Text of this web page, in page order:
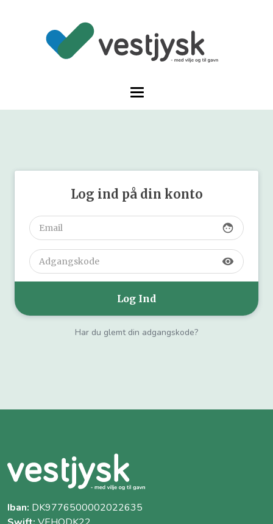
Log ind på din konto
face
visibility
Har du glemt din adgangskode?
Iban: DK9776500002022635